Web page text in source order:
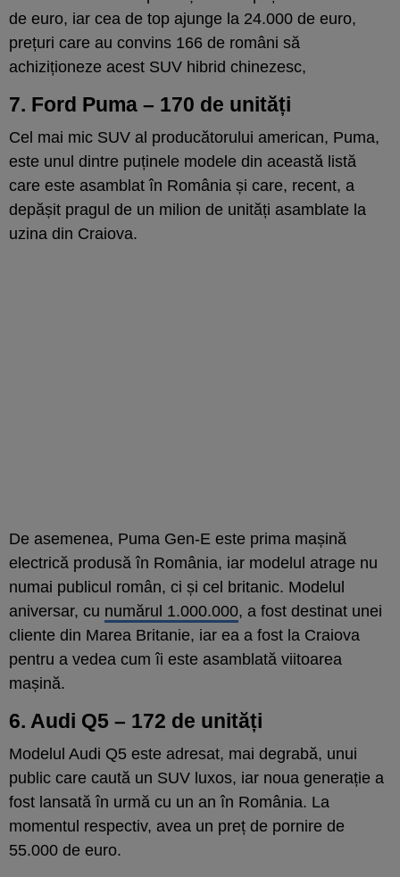
de euro, iar cea de top ajunge la 24.000 de euro,
prețuri care au convins 166 de români să
achiziționeze acest SUV hibrid chinezesc,
7. Ford Puma – 170 de unități
Cel mai mic SUV al producătorului american, Puma,
este unul dintre puținele modele din această listă
care este asamblat în România și care, recent, a
depășit pragul de un milion de unități asamblate la
uzina din Craiova.
De asemenea, Puma Gen-E este prima mașină
electrică produsă în România, iar modelul atrage nu
numai publicul român, ci și cel britanic. Modelul
aniversar, cu numărul 1.000.000, a fost destinat unei
cliente din Marea Britanie, iar ea a fost la Craiova
pentru a vedea cum îi este asamblată viitoarea
mașină.
6. Audi Q5 – 172 de unități
Modelul Audi Q5 este adresat, mai degrabă, unui
public care caută un SUV luxos, iar noua generație a
fost lansată în urmă cu un an în România. La
momentul respectiv, avea un preț de pornire de
55.000 de euro.